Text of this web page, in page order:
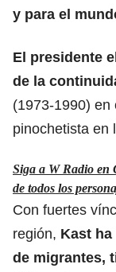
y para el
El presidente
de la
(1973-1990) en
pinochetista en
Siga a W Radio en
de todos los
Con fuertes
región, Kast
de migrantes,